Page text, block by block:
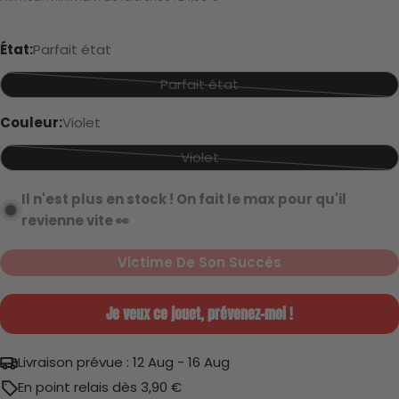
vente
État:Parfait état
Parfait état
Variante
indisponible
Couleur:Violet
VioletVariante
ou
Très bon état
Gueule cassée
Il n'est plus en stock ! On fait le max pour qu'il
revienne vite 👀
Victime De Son Succès
Je veux ce jouet, prévenez-moi !
Livraison prévue : 12 Aug - 16 Aug
En point relais dès 3,90 €